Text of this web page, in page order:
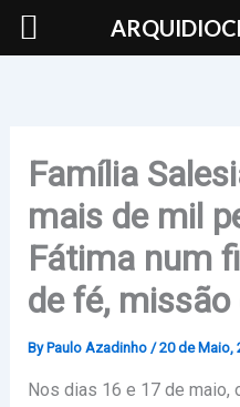
Skip
Família
mais de mil
Fátima num
de fé,
By Paulo Azadinho /20 de Maio,
Nos dias 16 e 17 de maio,